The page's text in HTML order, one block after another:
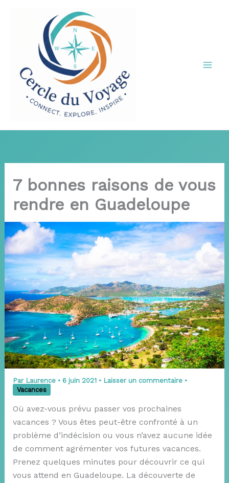
7 bonnes raisons de vous
rendre en Guadeloupe
Par Laurence • 6 juin 2021 • Laisser un commentaire •
Vacances
Où avez-vous prévu passer vos prochaines
vacances ? Vous êtes peut-être confronté à un
problème d’indécision ou vous n’avez aucune idée
de comment agrémenter vos futures vacances.
Prenez quelques minutes pour découvrir ce qui
vous attend en Guadeloupe. La découverte de